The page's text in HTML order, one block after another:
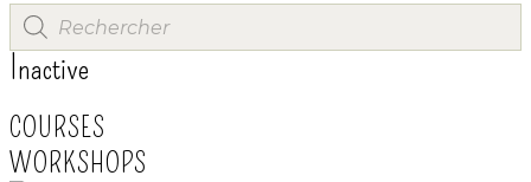
Inactive
COURSES
WORKSHOPS